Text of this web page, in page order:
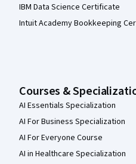
IBM Data Science Certificate
Intuit Academy Bookkeeping
Courses &
AI Essentials Specialization
AI For Business Specialization
AI For Everyone Course
AI in Healthcare Specialization